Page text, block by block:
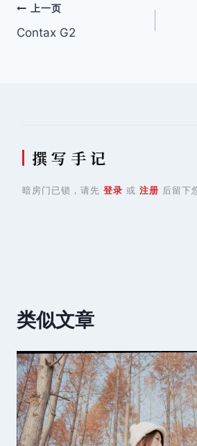
文
章
上一页
Contax G2
撰 写 手 记
暗房门已锁，请先 登录 或 注册 后留下
类似文章